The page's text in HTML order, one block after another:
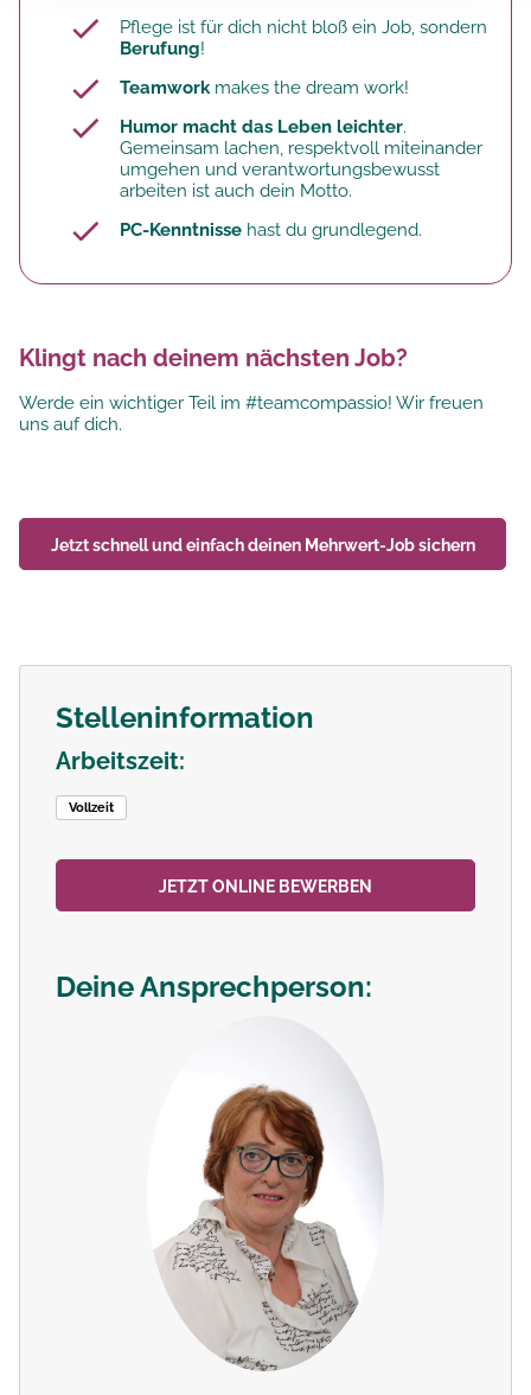
Pflege ist für dich nicht bloß ein Job, sondern
Berufung!
Teamworkmakes the dream work!
Humor macht das Leben leichter.
Gemeinsam lachen, respektvoll miteinander
umgehen und verantwortungsbewusst
arbeiten ist auch dein Motto.
PC-Kenntnisse hast du grundlegend.
Klingt nach deinem nächsten Job?
Werde ein wichtiger Teil im #teamcompassio! Wir freuen
uns auf dich.
Jetzt schnell und einfach deinen Mehrwert-Jobsichern
Stelleninformation
Arbeitszeit:
Vollzeit
JETZT ONLINE BEWERBEN
Deine Ansprechperson: